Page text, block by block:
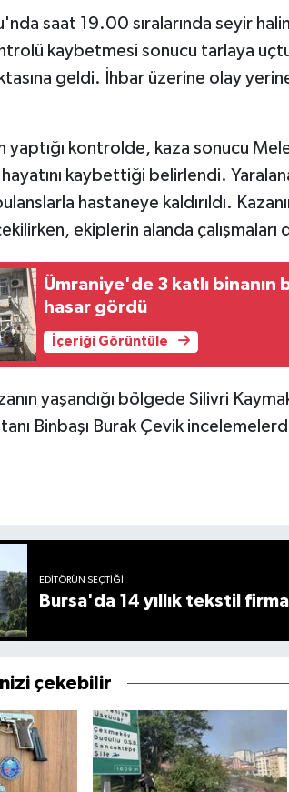
saat 19.00 sıralarında seyir
kaybetmesi sonucu tarlaya
geldi. İhbar üzerine olay
yaptığı kontrolde, kaza sonucu
kaybettiği belirlendi.
hastaneye kaldırıldı.
ekiplerin alanda çalışmaları
Ümraniye'de 3 katlı binanın
hasar gördü
İçeriği Görüntüle
yaşandığı bölgede Silivri
Binbaşı Burak Çevik
EDITÖRÜN SEÇTIĞI
Bursa'da 14 yıllık tekstil
çekebilir